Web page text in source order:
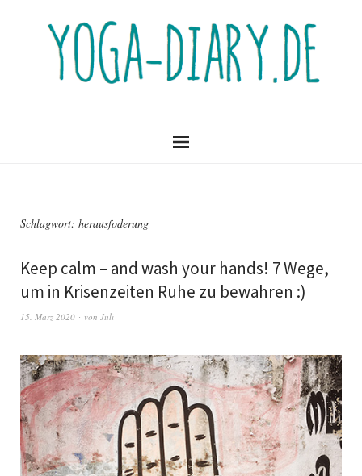
Schlagwort: herausfoderung
Keep calm – and wash your hands! 7 Wege,
um in Krisenzeiten Ruhe zu bewahren :)
15. März 2020 von Juli